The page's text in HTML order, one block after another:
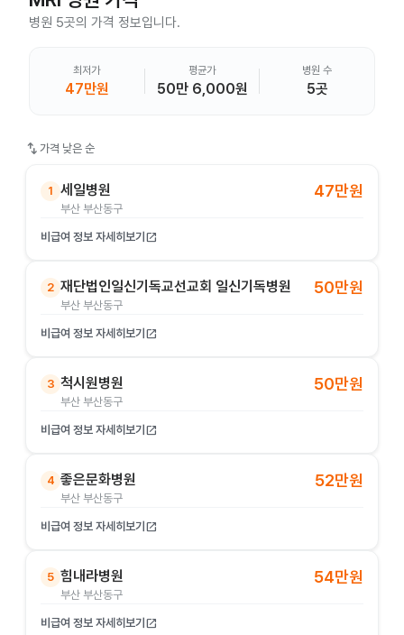
병원 5곳의 가격 정보입니다.
최저가
47만원
평균가
50만 6,000원
병원 수
5곳
swap_vert 가격 낮은 순
1 세일병원
부산 부산동구
47만원
비급여 정보 자세히보기 open_in_new
2 재단법인일신기독교선교회 일신기독병원
부산 부산동구
50만원
비급여 정보 자세히보기 open_in_new
3 척시원병원
부산 부산동구
50만원
비급여 정보 자세히보기 open_in_new
4 좋은문화병원
부산 부산동구
52만원
비급여 정보 자세히보기 open_in_new
5 힘내라병원
부산 부산동구
54만원
비급여 정보 자세히보기 open_in_new